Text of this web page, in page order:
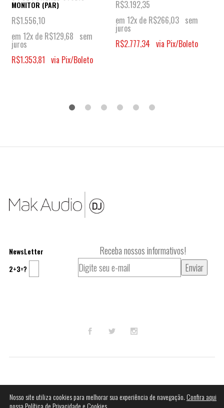
MONITOR (PAR)
R$1.556,10
em 12x de R$129,68 sem
juros
R$1.353,81 via Pix/Boleto
R$3.192,35
em 12x de R$266,03 sem
juros
R$2.777,34 via Pix/Boleto
NewsLetter Receba nossos informativos!
2+3=?
© 2023Mak Audio DJ.
Nosso site utiliza cookies para melhorar sua experiência de navegação.Confira aqui
nossa Política de Privacidade e Cookies.